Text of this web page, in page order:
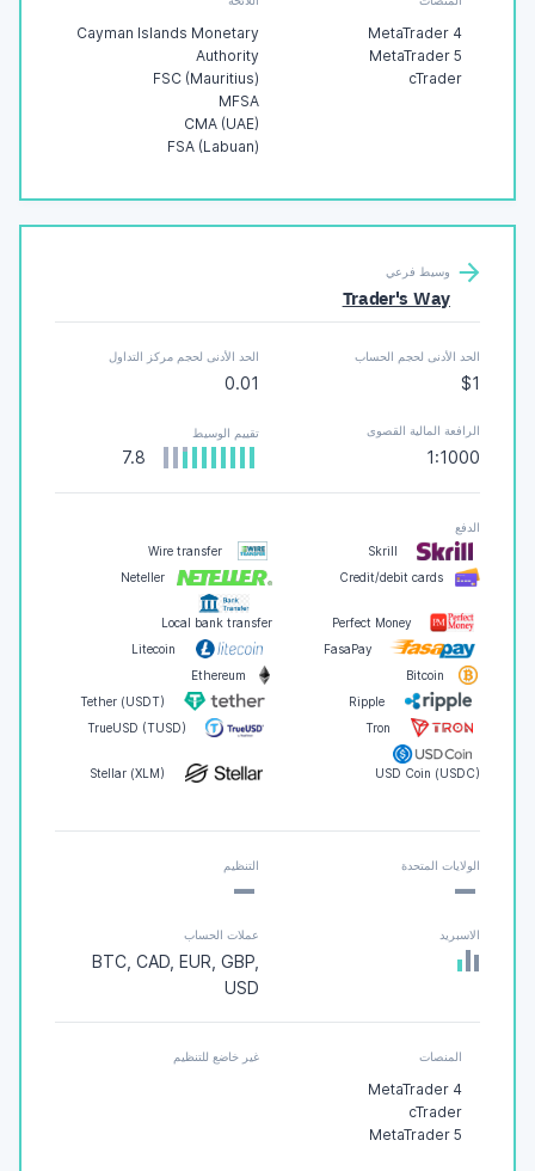
MetaTrader 4
MetaTrader 5
cTrader
Cayman Islands Monetary
Authority
FSC (Mauritius)
MFSA
CMA (UAE)
FSA (Labuan)
وسيط فرعي
Trader's Way
الحد الأدنى لحجم الحساب
$1
الحد الأدنى لحجم مركز التداول
0.01
الرافعة المالية القصوى
1:1000
تقييم الوسيط
7.8
الدفع
Skrill
Wire transfer
Credit/debit cards
Neteller
Perfect Money
Local bank transfer
FasaPay
Litecoin
Bitcoin
Ethereum
Ripple
Tether (USDT)
Tron
TrueUSD (TUSD)
USD Coin (USDC)
Stellar (XLM)
الولايات المتحدة
- التنظيم
-
الاسبريد عملات الحساب
BTC, CAD, EUR, GBP,
USD
المنصات
MetaTrader 4
cTrader
MetaTrader 5
غير خاضع للتنظيم